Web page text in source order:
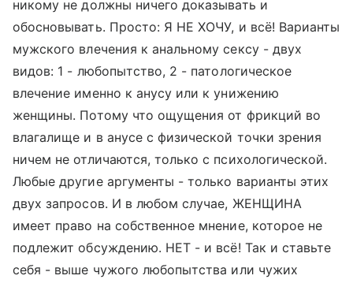
никому не должны ничего доказывать и
обосновывать. Просто: Я НЕ ХОЧУ, и всё! Варианты
мужского влечения к анальному сексу - двух
видов: 1 - любопытство, 2 - патологическое
влечение именно к анусу или к унижению
женщины. Потому что ощущения от фрикций во
влагалище и в анусе с физической точки зрения
ничем не отличаются, только с психологической.
Любые другие аргументы - только варианты этих
двух запросов. И в любом случае, ЖЕНЩИНА
имеет право на собственное мнение, которое не
подлежит обсуждению. НЕТ - и всё! Так и ставьте
себя - выше чужого любопытства или чужих